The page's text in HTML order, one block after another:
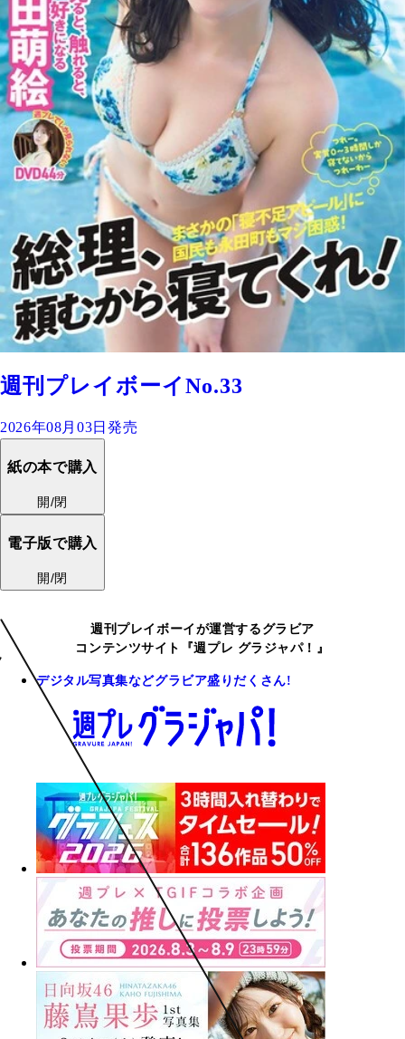
週刊プレイボーイNo.33
2026年08月03日発売
紙の本で購入
開/閉
電子版で購入
開/閉
週刊プレイボーイが運営するグラビア
コンテンツサイト『週プレ グラジャパ！』
デジタル写真集などグラビア盛りだくさん!